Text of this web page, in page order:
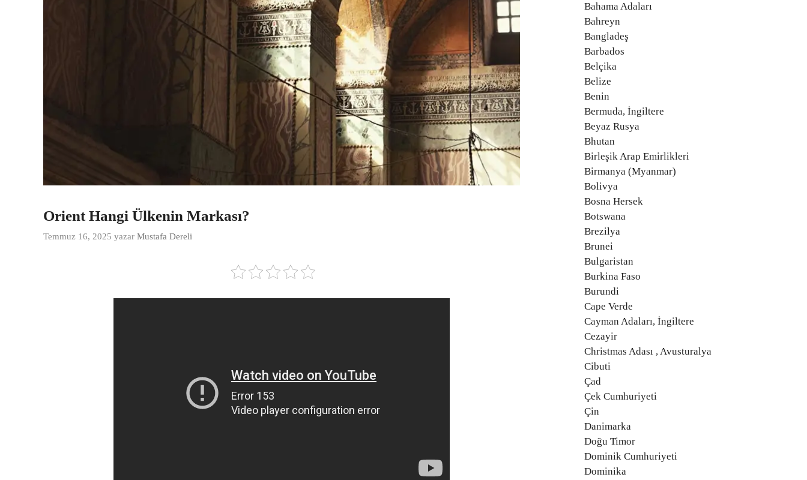
Orient Hangi Ülkenin Markası?
Temmuz 16, 2025 yazar Mustafa Dereli
Bahama Adaları
Bahreyn
Bangladeş
Barbados
Belçika
Belize
Benin
Bermuda, İngiltere
Beyaz Rusya
Bhutan
Birleşik Arap Emirlikleri
Birmanya (Myanmar)
Bolivya
Bosna Hersek
Botswana
Brezilya
Brunei
Bulgaristan
Burkina Faso
Burundi
Cape Verde
Cayman Adaları, İngiltere
Cezayir
Christmas Adası , Avusturalya
Cibuti
Çad
Çek Cumhuriyeti
Çin
Danimarka
Doğu Timor
Dominik Cumhuriyeti
Dominika